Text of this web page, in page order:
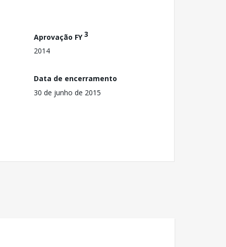
Aprovação FY3
2014
Data de encerramento
30 de junho de 2015